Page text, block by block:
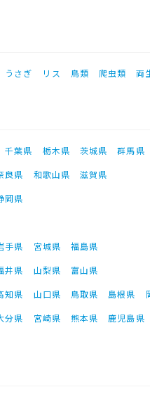
うさぎ リス 鳥類 爬虫類 両
千葉県 栃木県 茨城県
群馬県
良県 和歌山県
滋賀県
岡県
手県 宮城県
福島県
井県 山梨県
富山県
知県 山口県 鳥取県 島根県
分県 宮崎県 熊本県 鹿児島県